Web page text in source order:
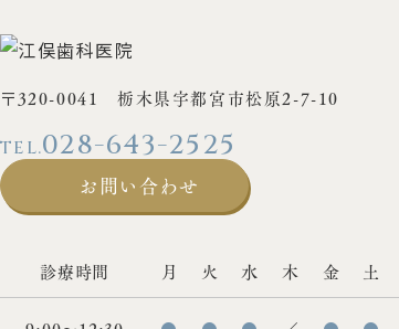
〒320-0041 栃木県宇都宮市松原2-7-10
028-643-2525
お問い合わせ
診療時間 月 火 水 木 金 土